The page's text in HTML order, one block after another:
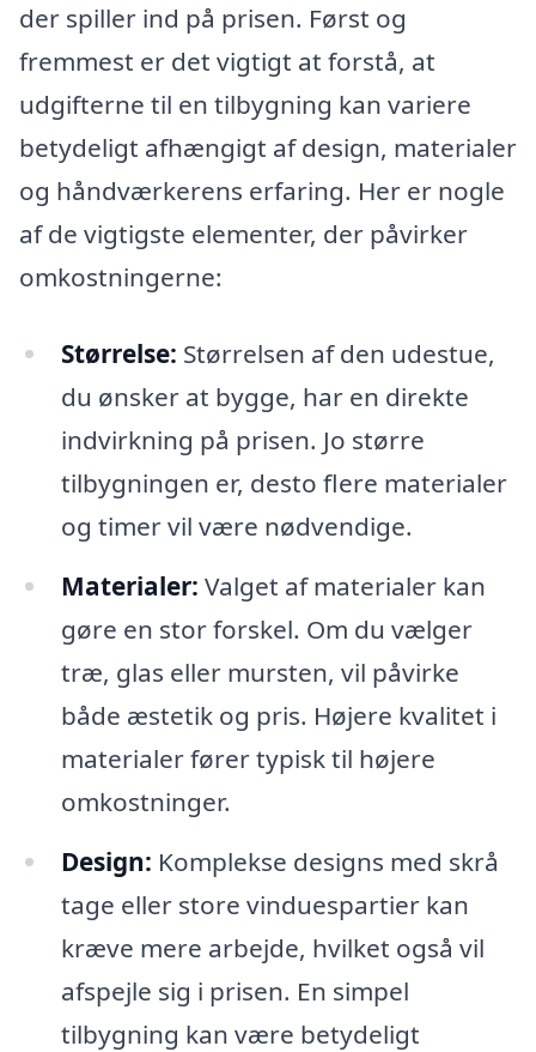
der spiller ind på prisen. Først og
fremmest er det vigtigt at forstå, at
udgifterne til en tilbygning kan variere
betydeligt afhængigt af design, materialer
og håndværkerens erfaring. Her er nogle
af de vigtigste elementer, der påvirker
omkostningerne:
Størrelse: Størrelsen af den udestue,
du ønsker at bygge, har en direkte
indvirkning på prisen. Jo større
tilbygningen er, desto flere materialer
og timer vil være nødvendige.
Materialer: Valget af materialer kan
gøre en stor forskel. Om du vælger
træ, glas eller mursten, vil påvirke
både æstetik og pris. Højere kvalitet i
materialer fører typisk til højere
omkostninger.
Design: Komplekse designs med skrå
tage eller store vinduespartier kan
kræve mere arbejde, hvilket også vil
afspejle sig i prisen. En simpel
tilbygning kan være betydeligt